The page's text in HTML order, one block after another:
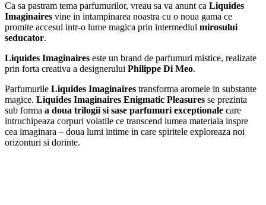
Ca sa pastram tema parfumurilor, vreau sa va anunt ca Liquides
Imaginaires vine in intampinarea noastra cu o noua gama ce
promite accesul intr-o lume magica prin intermediul mirosului
seducator.
Liquides Imaginaires este un brand de parfumuri mistice, realizate
prin forta creativa a designerului Philippe Di Meo.
Parfumurile Liquides Imaginaires transforma aromele in substante
magice. Liquides Imaginaires Enigmatic Pleasures se prezinta
sub forma a doua trilogii si sase parfumuri exceptionale care
intruchipeaza corpuri volatile ce transcend lumea materiala inspre
cea imaginara – doua lumi intime in care spiritele exploreaza noi
orizonturi si dorinte.